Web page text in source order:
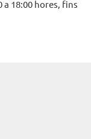
a 18:00 hores, fins